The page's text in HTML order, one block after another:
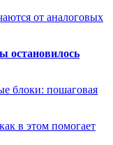
от аналоговых
остановилось
блоки: пошаговая
в этом помогает